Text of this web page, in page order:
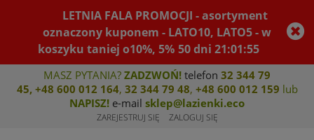
LETNIA FALA PROMOCJI - asortyment
oznaczony kuponem - LATO10, LATO5 - w
koszyku taniej o10%, 5% 50dni21:01:55
MASZ PYTANIA? ZADZWOŃ! telefon 32 344 79
45, +48 600 012 164, 32 344 79 48, +48 600 012 159 lub
NAPISZ! e-mail sklep@lazienki.eco
ZAREJESTRUJ SIĘ ZALOGUJ SIĘ